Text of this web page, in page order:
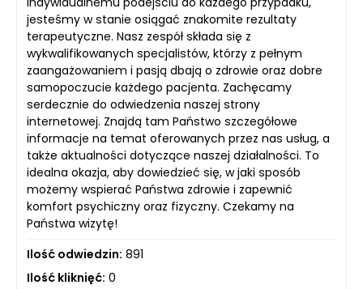
jesteśmy w stanie osiągać znakomite rezultaty
terapeutyczne. Nasz zespół składa się z
wykwalifikowanych specjalistów, którzy z pełnym
zaangażowaniem i pasją dbają o zdrowie oraz dobre
samopoczucie każdego pacjenta. Zachęcamy
serdecznie do odwiedzenia naszej strony
internetowej. Znajdą tam Państwo szczegółowe
informacje na temat oferowanych przez nas usług, a
także aktualności dotyczące naszej działalności. To
idealna okazja, aby dowiedzieć się, w jaki sposób
możemy wspierać Państwa zdrowie i zapewnić
komfort psychiczny oraz fizyczny. Czekamy na
Państwa wizytę!
Ilość odwiedzin: 891
Ilość kliknięć: 0